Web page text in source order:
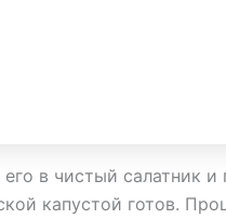
в чистый салатник
капустой готов.